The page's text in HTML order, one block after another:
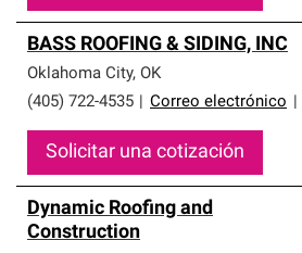
BASS ROOFING & SIDING, INC
Oklahoma City, OK
(405) 722-4535
Correo electrónico
Solicitar una cotización
Dynamic Roofing and
Construction